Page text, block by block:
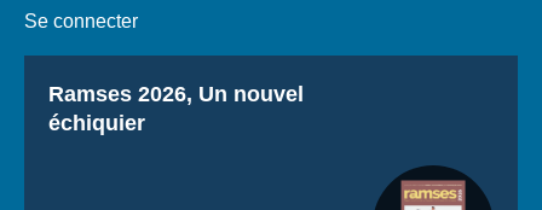
Se connecter
Titre
Ramses 2026, Un nouvel
échiquier